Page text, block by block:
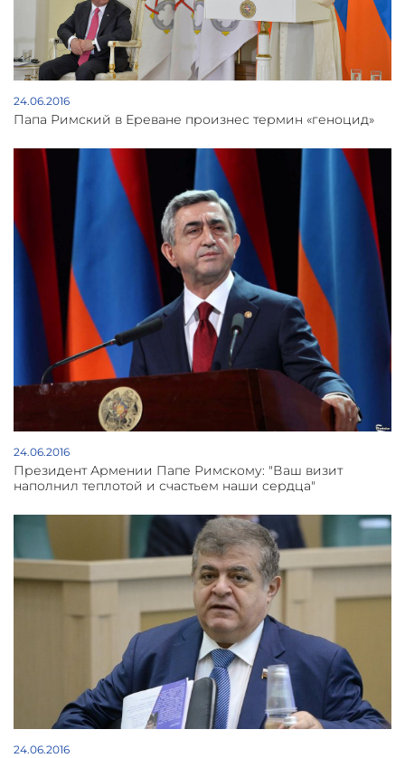
24.06.2016
Папа Римский в Ереване произнес термин «геноцид»
24.06.2016
Президент Армении Папе Римскому: "Ваш визит
наполнил теплотой и счастьем наши сердца"
24.06.2016